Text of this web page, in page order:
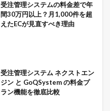
受注管理システムの料金差で年
間30万円以上？月1,000件を超
えたECが見直すべき理由
受注管理システム ネクストエン
ジン と GoQSystem の料金プ
ラン機能を徹底比較